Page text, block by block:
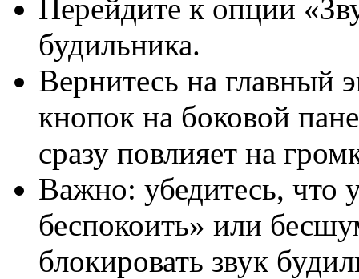
Перейдите к опции
будильника.
Вернитесь на главный
кнопок на боковой
сразу повлияет на
Важно: убедитесь, что
беспокоить» или
блокировать звук